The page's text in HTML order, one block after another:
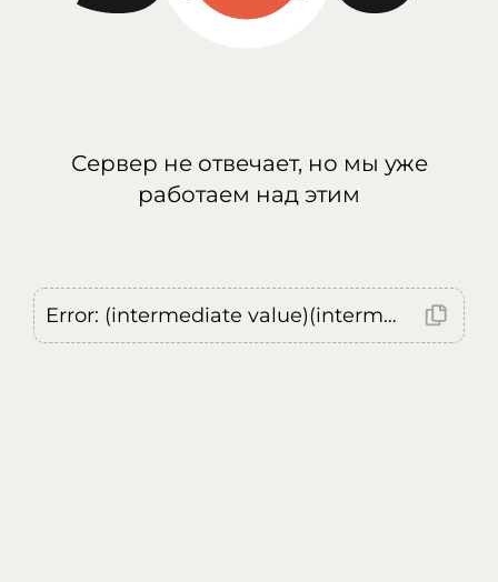
Сервер не отвечает, но мы уже
работаем над этим
Error: (intermediate value)(intermediate value)(intermediate value).replaceAll is not a function